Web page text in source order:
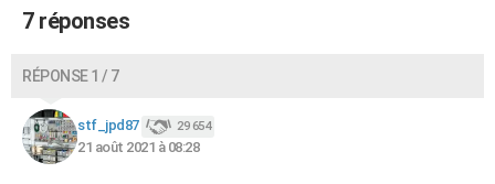
7 réponses
RÉPONSE 1 / 7
stf_jpd87 29 654
21 août 2021 à 08:28